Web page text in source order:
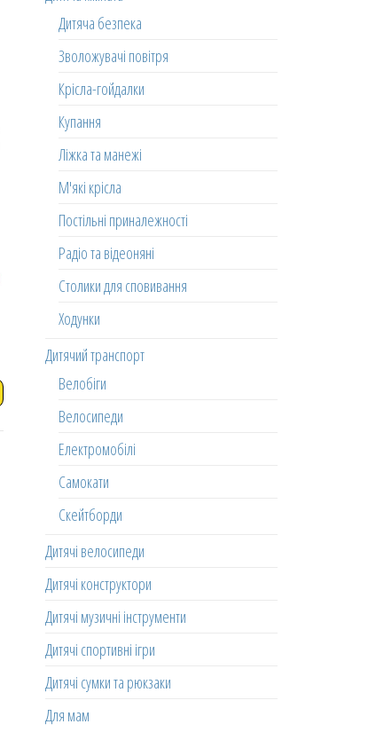
Дитяча безпека
Зволожувачі повітря
Крісла-гойдалки
Купання
Ліжка та манежі
М'які крісла
Постільні приналежності
Радіо та відеоняні
Столики для сповивання
Ходунки
Дитячий транспорт
Велобіги
Велосипеди
Електромобілі
Самокати
Скейтборди
Дитячі велосипеди
Дитячі конструктори
Дитячі музичні інструменти
Дитячі спортивні ігри
Дитячі сумки та рюкзаки
Для мам